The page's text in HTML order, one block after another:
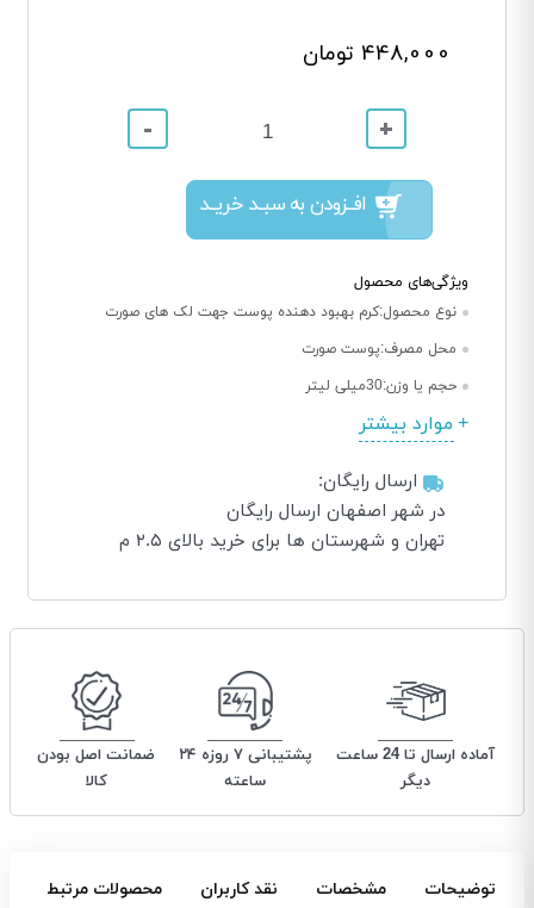
448,000 تومان
+
-
افــزودن به سبــد خریــد
ویژگی‌های محصول
نوع محصول:کرم بهبود دهنده پوست جهت لک های صورت
محل مصرف:پوست صورت
حجم یا وزن:30میلی لیتر
موارد بیشتر
ارسال رایگان:
در شهر اصفهان ارسال رایگان
تهران و شهرستان ها برای خرید بالای ۲.۵ م
آماده ارسال تا 24 ساعت
دیگر
پشتیبانی ۷ روزه ۲۴
ساعته
ضمانت اصل بودن
کالا
توضیحات مشخصات نقد کاربران محصولات مرتبط